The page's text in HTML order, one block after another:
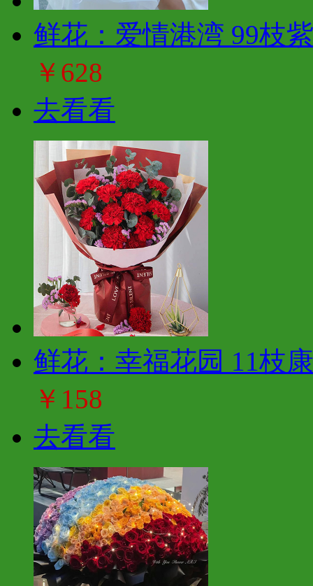
鲜花：爱情港湾 99枝
￥628
去看看
鲜花：幸福花园 11枝
￥158
去看看